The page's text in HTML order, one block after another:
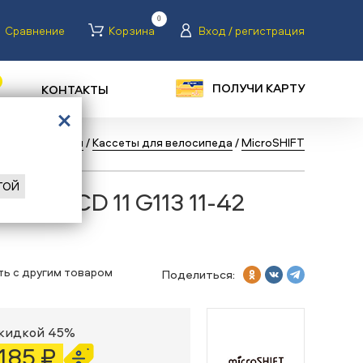
Сравнение Корзина
0
Вход / регистрация
КОНТАКТЫ ПОЛУЧИ КАРТУ
Запчасти /Кассеты для велосипеда /MicroSHIFT
XCD 11 G113 11-42
с другим товаром Поделиться:
45%
₽